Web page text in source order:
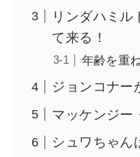
リンダハミル
て来る！
年齢を重
ジョンコナー
マッケンジー
シュワちゃん